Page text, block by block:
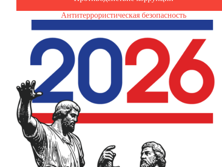
Антитеррористическая безопасность